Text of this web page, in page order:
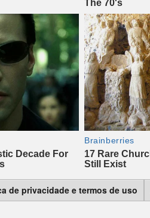
de privacidade e termos de uso